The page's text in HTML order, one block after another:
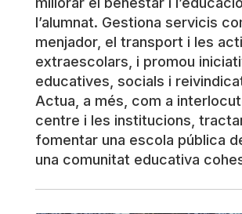
l’alumnat. Gestiona servicis
menjador, el transport i les
extraescolars, i promou
educatives, socials i
Actua, a més, com a
centre i les institucions,
fomentar una escola pública
una comunitat educativa